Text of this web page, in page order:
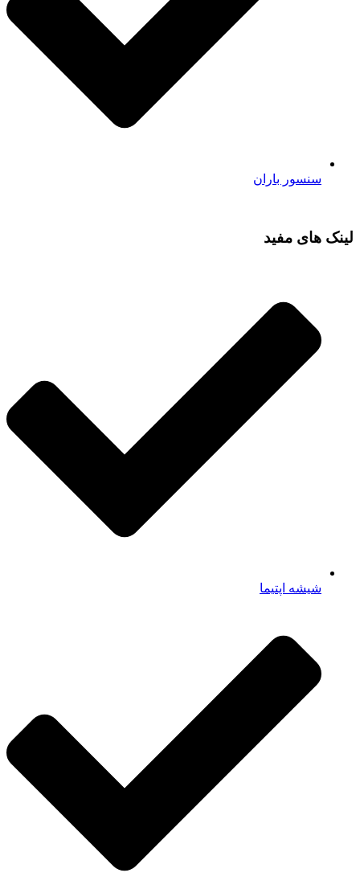
سنسور باران
لینک های مفید
شیشه اپتیما